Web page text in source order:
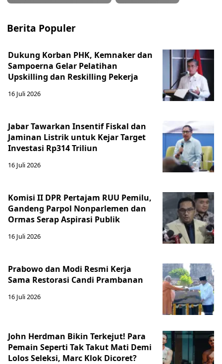
Berita Populer
Dukung Korban PHK, Kemnaker dan
Sampoerna Gelar Pelatihan
Upskilling dan Reskilling Pekerja
16 Juli 2026
Jabar Tawarkan Insentif Fiskal dan
Jaminan Listrik untuk Kejar Target
Investasi Rp314 Triliun
16 Juli 2026
Komisi II DPR Pertajam RUU Pemilu,
Gandeng Parpol Nonparlemen dan
Ormas Serap Aspirasi Publik
16 Juli 2026
Prabowo dan Modi Resmi Kerja
Sama Restorasi Candi Prambanan
16 Juli 2026
John Herdman Bikin Terkejut! Para
Pemain Seperti Tak Takut Mati Demi
Lolos Seleksi, Marc Klok Dicoret?